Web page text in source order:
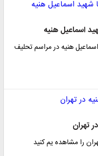
اسماعیل هنیه
هنیه در مراسم تحلیف
تهران
را مشاهده یم کنید